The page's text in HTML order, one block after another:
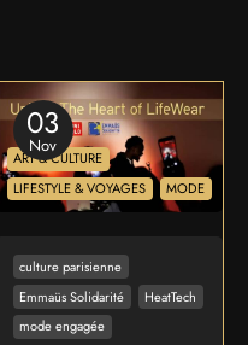
03
Nov
ART & CULTURE
LIFESTYLE & VOYAGES
MODE
culture parisienne
Emmaüs Solidarité
HeatTech
mode engagée